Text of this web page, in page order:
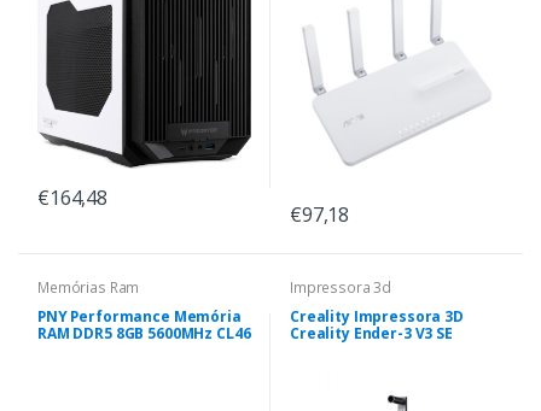
€164,48
€97,18
Memórias Ram
PNY Performance Memória
RAM DDR5 8GB 5600MHz CL46
Impressora 3d
Creality Impressora 3D
Creality Ender-3 V3 SE